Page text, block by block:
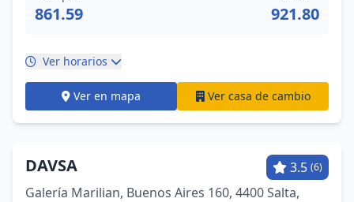
861.59 921.80
Ver horarios
Ver en mapa Ver casa de cambio
DAVSA 3.5 (6)
Galería Marilian, Buenos Aires 160, 4400 Salta,